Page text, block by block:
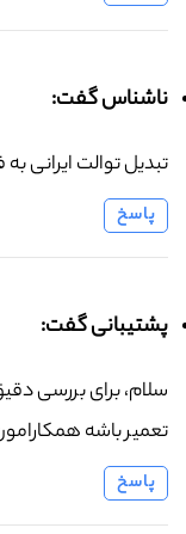
ناشناس گفت:
تبدیل توالت ایرانی
پاسخ
پشتیبانی گفت:
سلام، برای بررسی
تعمیر باشه
پاسخ